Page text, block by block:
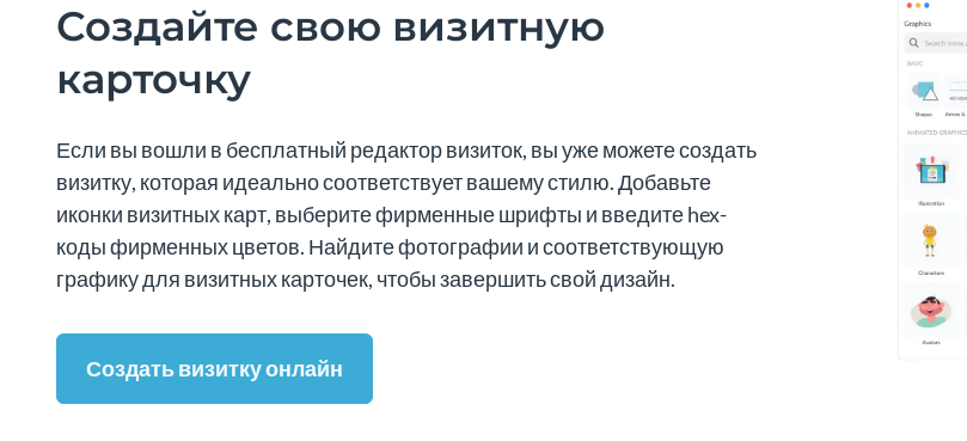
Создайте свою визитную
карточку
Если вы вошли в бесплатный редактор визиток, вы уже можете создать
визитку, которая идеально соответствует вашему стилю. Добавьте
иконки визитных карт, выберите фирменные шрифты и введите hex-
коды фирменных цветов. Найдите фотографии и соответствующую
графику для визитных карточек, чтобы завершить свой дизайн.
Создать визитку онлайн